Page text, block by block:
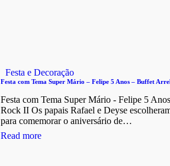
Festa e Decoração
Festa com Tema Super Mário – Felipe 5 Anos – Buffet
Festa com Tema Super Mário - Felipe 5
Rock II Os papais Rafael e Deyse
para comemorar o aniversário de…
Read more